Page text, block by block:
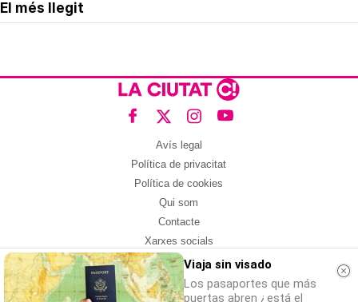
El més llegit
Avís legal
Política de privacitat
Política de cookies
Qui som
Contacte
Xarxes socials
Amb col·laboració de:Viaja sin visado
Los pasaportes que más
puertas abren ¿está el